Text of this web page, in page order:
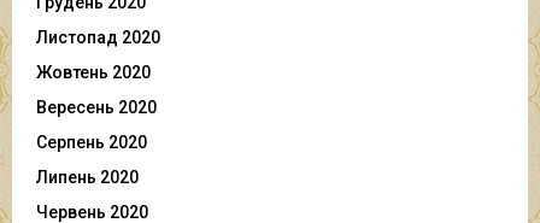
Листопад 2020
Жовтень 2020
Вересень 2020
Серпень 2020
Липень 2020
Червень 2020